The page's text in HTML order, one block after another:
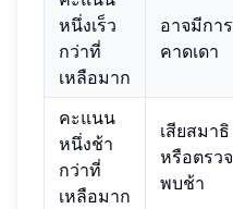
หนึ่งเร็ว
กว่าที่
เหลือมาก
อาจมีการ
คาดเดา
คะแนน
หนึ่งช้า
กว่าที่
เหลือมาก
เสียสมาธิ
หรือตรวจ
พบช้า